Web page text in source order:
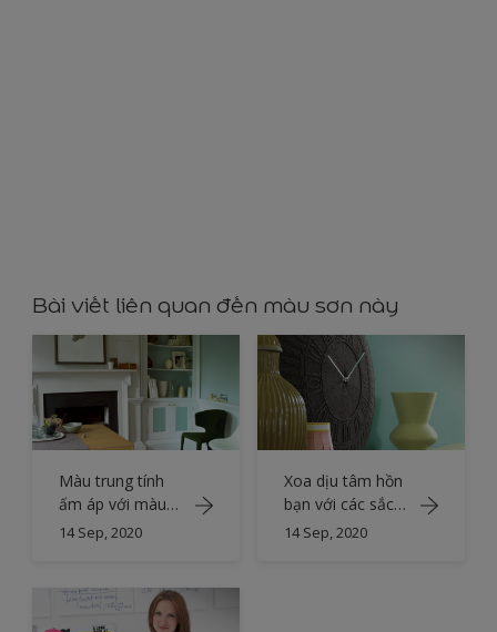
Bài viết liên quan đến màu sơn này
Màu trung tính
ấm áp với màu
xanh lá cây tươi
14 Sep, 2020
Xoa dịu tâm hồn
bạn với các sắc
độ của màu lục
14 Sep, 2020